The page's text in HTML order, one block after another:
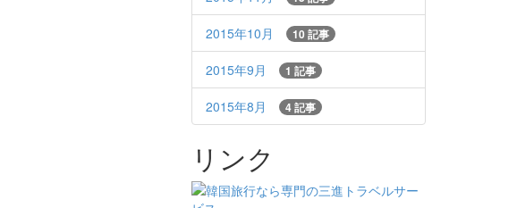
2015年10月 10 記事
2015年9月 1 記事
2015年8月 4 記事
リンク